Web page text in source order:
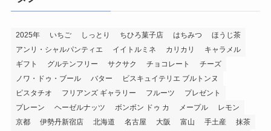
2025年 いちご しっとり ちひろ菓子店 はちみつ
ほうじ茶
アンリ・シャルパンティエ
イイトルミネ カリカリ
キャラメル
ギフト
グルテンフリー サクサク チョコレート
チーズ
ノワ・ドゥ・ブール
バター
ビスキュイテリエ ブルトンヌ
ピスタチオ
フリアンズ ギャラリー フルーツ
プレゼント
プレーン
ヘーゼルナッツ ボンボン ドゥ カ メープル
レモン
京都
伊勢丹新宿店 北海道 名古屋 大阪 富山 手土産
抹茶